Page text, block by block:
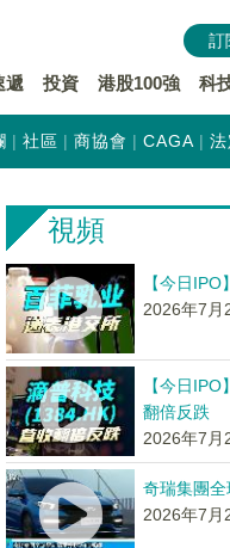
遞 投資 港股100強 科
訂
社區 商協會 CAGA
視頻
【今日
2026年7月
【今日
翻倍反跌
2026年7月
奇瑞集團
2026年7月